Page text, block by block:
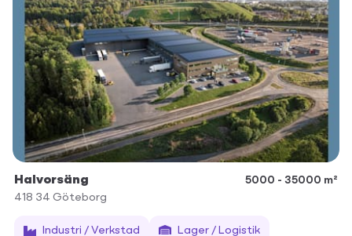
Halvorsäng
5000 - 35000 m²
418 34 Göteborg
Industri / Verkstad Lager / Logistik